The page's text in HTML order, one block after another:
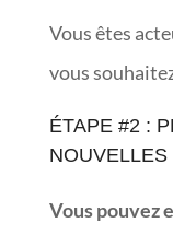
Vous êtes
vous
ÉTAPE #2 :
NOUVELLES
Vous pouvez